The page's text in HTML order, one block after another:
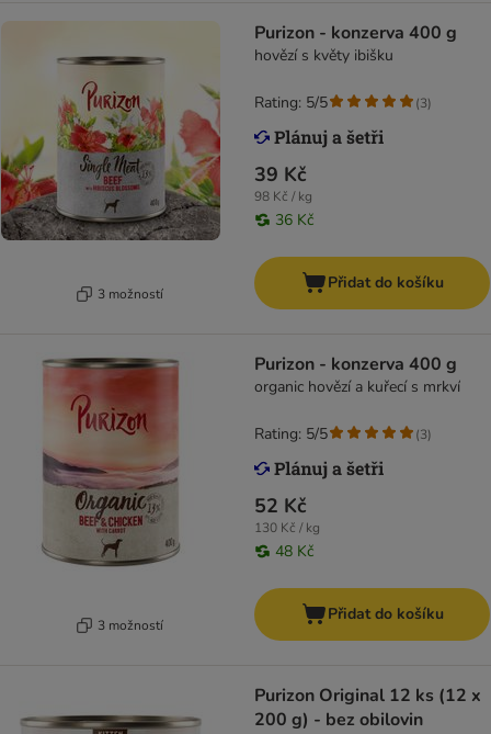
3 možností
Purizon - konzerva 400 g
hovězí s květy ibišku
39 Kč
98 Kč / kg
36 Kč
Rating: 5/5 (3)
Přidat do košíku
3 možností
Purizon - konzerva 400 g
organic hovězí a kuřecí s mrkví
52 Kč
130 Kč / kg
48 Kč
Rating: 5/5 (3)
Přidat do košíku
Purizon Original 12 ks (12 x
200 g) - bez obilovin